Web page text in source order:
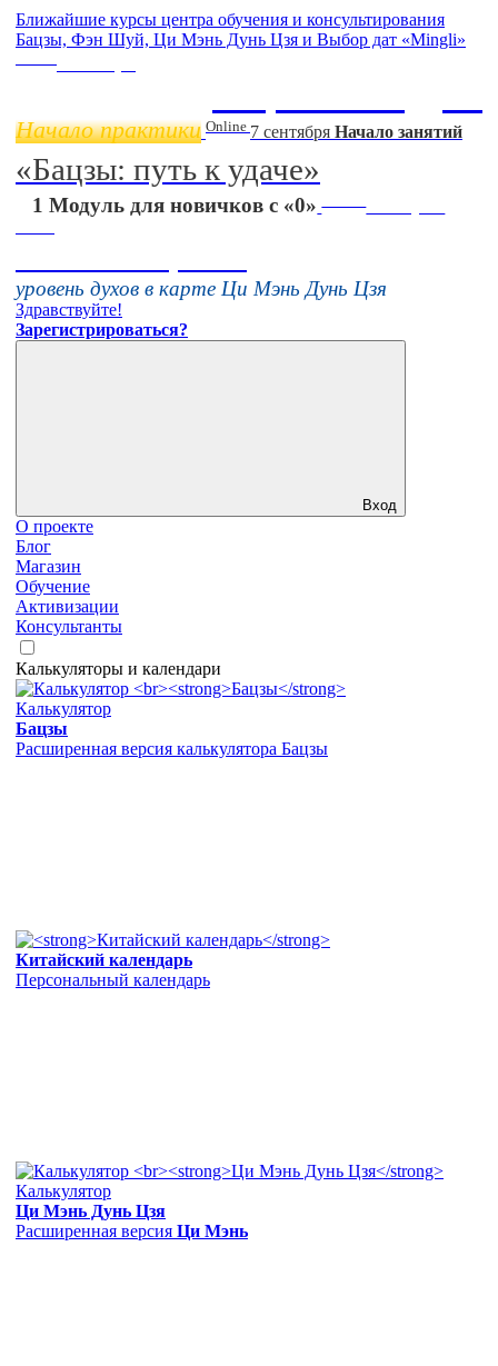
Ближайшие курсы центра обучения и консультирования
Бацзы, Фэн Шуй, Ци Мэнь Дунь Цзя и Выбор дат «Mingli»
Начало практики Online 7 сентября Начало занятий
«Бацзы: путь к удаче»
1 Модуль для новичков с «0»
16 августа
уровень духов в карте Ци Мэнь Дунь Цзя
Здравствуйте!
Зарегистрироваться?
Вход
О проекте
Блог
Магазин
Обучение
Активизации
Консультанты
Калькуляторы и календари
Калькулятор
Бацзы
Расширенная версия калькулятора Бацзы
Китайский календарь
Персональный календарь
Калькулятор
Ци Мэнь Дунь Цзя
Расширенная версия Ци Мэнь